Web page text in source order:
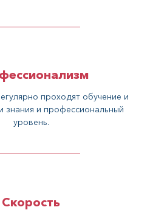
проходят обучение и
знания и профессиональный
уровень.
Скорость